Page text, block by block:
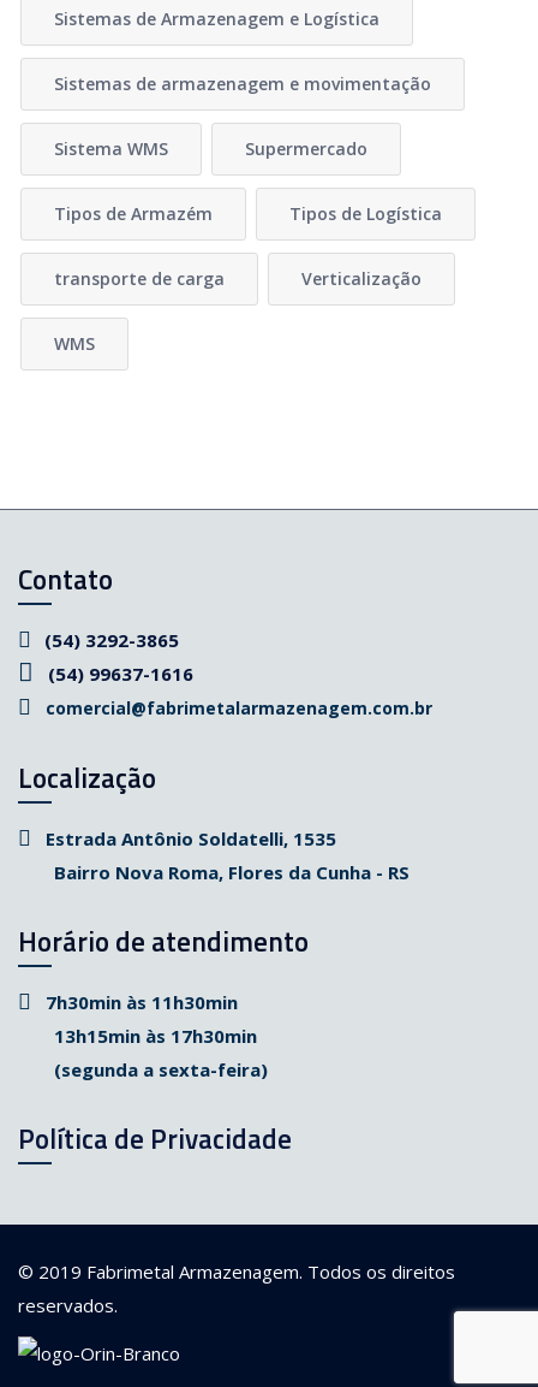
Sistemas de Armazenagem e Logística
Sistemas de armazenagem e movimentação
Sistema WMS Supermercado
Tipos de Armazém Tipos de Logística
transporte de carga Verticalização
WMS
Contato
(54) 3292-3865
(54) 99637-1616
comercial@fabrimetalarmazenagem.com.br
Localização
Estrada Antônio Soldatelli, 1535
Bairro Nova Roma, Flores da Cunha - RS
Horário de atendimento
7h30min às 11h30min
13h15min às 17h30min
(segunda a sexta-feira)
Política de Privacidade
© 2019 Fabrimetal Armazenagem. Todos os direitos
reservados.